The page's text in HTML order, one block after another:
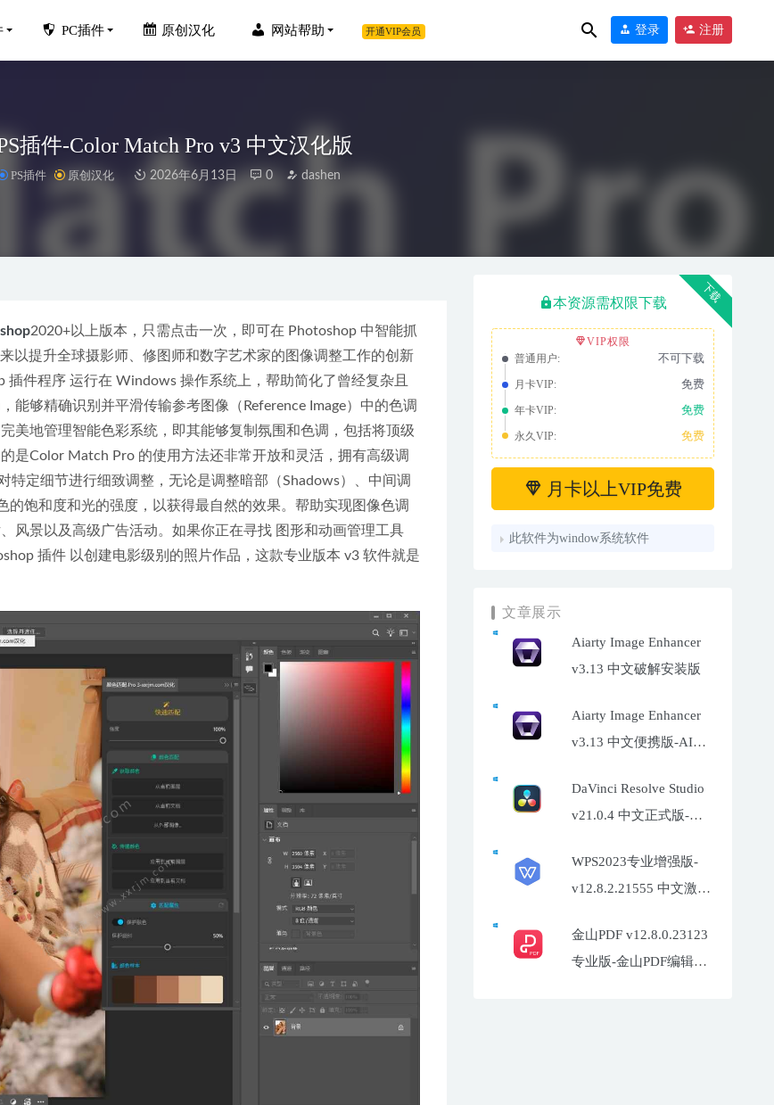
PC插件 原创汉化 网站帮助 开通VIP会员 登录 注册
插件-Color Match Pro v3 中文汉化版
PS插件 原创汉化 2026年6月13日 0 dashen
2020+以上版本，只需点击一次，即可在 Photoshop 中智能抓
以提升全球摄影师、修图师和数字艺术家的图像调整工作的创新
件程序 运行在 Windows 操作系统上，帮助简化了曾经复杂且
够精确识别并平滑传输参考图像（Reference Image）中的色调
美地管理智能色彩系统，即其能够复制氛围和色调，包括将顶级
是Color Match Pro 的使用方法还非常开放和灵活，拥有高级调
定细节进行细致调整，无论是调整暗部（Shadows）、中间调
的饱和度和光的强度，以获得最自然的效果。帮助实现图像色调
风景以及高级广告活动。如果你正在寻找 图形和动画管理工具
插件 以创建电影级别的照片作品，这款专业版本 v3 软件就是
下载
本资源需权限下载
VIP权限
普通用户:
不可下载
月卡VIP: 免费
年卡VIP: 免费
永久VIP: 免费
月卡以上VIP免费
此软件为window系统软件
文章展示
Aiarty Image Enhancer
v3.13 中文破解安装版
Aiarty Image Enhancer
v3.13 中文便携版-AI照
DaVinci Resolve Studio
v21.0.4 中文正式版-达
WPS2023专业增强版-
v12.8.2.21555 中文激活
金山PDF v12.8.0.23123
专业版-金山PDF编辑器
去广告解锁VIP会员版 2020-04-05
2027 官方简体中文版+破解补丁 2026-03-26